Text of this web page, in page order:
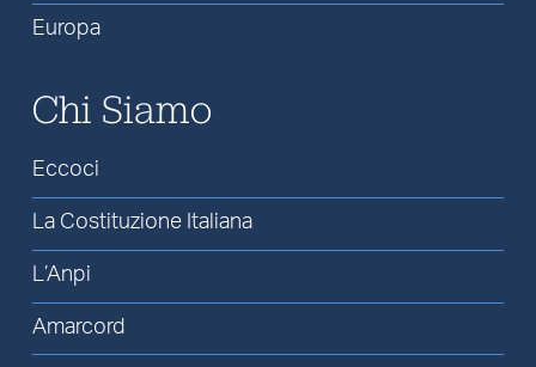
Europa
Chi Siamo
Eccoci
La Costituzione Italiana
L’Anpi
Amarcord